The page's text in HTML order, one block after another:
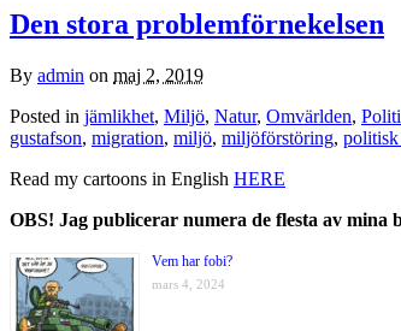
Den stora problemförnekelsen
By admin on maj 2, 2019
Posted in jämlikhet, Miljö, Natur, Omvärlden,
gustafson, migration, miljö, miljöförstöring, politisk
Read my cartoons in English HERE
OBS! Jag publicerar numera de flesta av
Vem har fobi?
mars 4, 2024